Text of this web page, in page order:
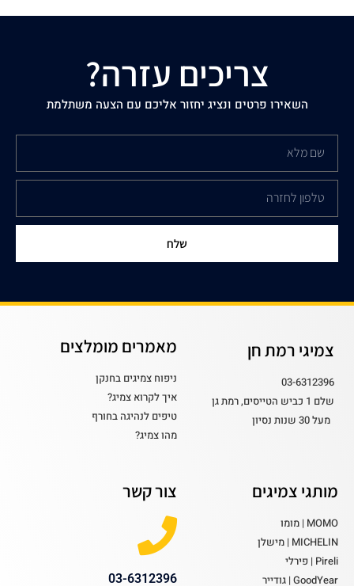
צריכים עזרה?
השאירו פרטים ונציג יחזור אליכם עם הצעה משתלמת
שלח
צמיגי רמת חן
03-6312396
שלם 1 כביש הטייסים, רמת גן
מעל 30 שנות נסיון
מאמרים מומלצים
ניפוח צמיגים בחנקן
איך לקרוא צמיג?
טיפים לנהיגה בחורף
מהו צמיג?
מותגי צמיגים
MOMO | מומו
MICHELIN | מישלן
Pireli | פירלי
GoodYear | גודייר
צור קשר
03-6312396